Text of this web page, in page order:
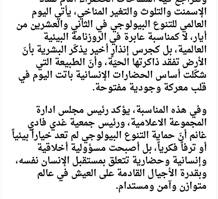
الإسمنت والتلوث والتغير المناخي، يأتي اليوم
العالمي للتنوع البيولوجي في الثاني والعشرين من
أيار، لا كمناسبة عابرة في الروزنامة البيئية
العالمية، بل كجرس إنذارٍ أخير يذكّر البشرية بأنّ
الأرض تفقد ذاكرتها الحيّة، وأنّ الطبيعة التي
شكّلت أساس الحضارات الإنسانية باتت اليوم في
قلب معركة وجودية مفتوحة.
وفي هذه المناسبة، يؤكد رئيس مجلس ادارة
المجموعة الاعلامية، ورئيس جمعية غدي فادي
غانم أنّ حماية التنوع البيولوجي لم تعد خياراً بيئياً
أو ترفاً فكرياً، بل أصبحت مسؤولية أخلاقية
وإنسانية وحضارية تتعلق بمستقبل الإنسان نفسه،
وبقدرة الأجيال القادمة على العيش في عالم
متوازن وآمن ومستدام.